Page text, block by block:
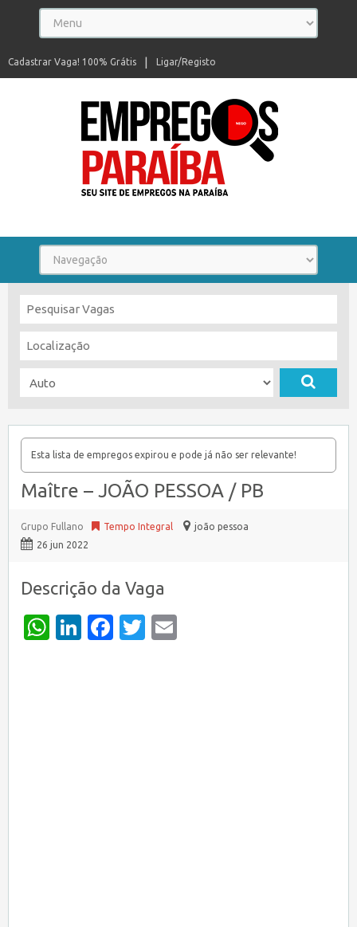
Ligar/Registo
Cadastrar Vaga! 100% Grátis
Esta lista de empregos expirou e pode já não ser relevante!
Maître – JOÃO PESSOA / PB
Grupo Fullano Tempo Integral
joão pessoa
26 jun 2022
Descrição da Vaga
WhatsApp
LinkedIn
Facebook
Twitter